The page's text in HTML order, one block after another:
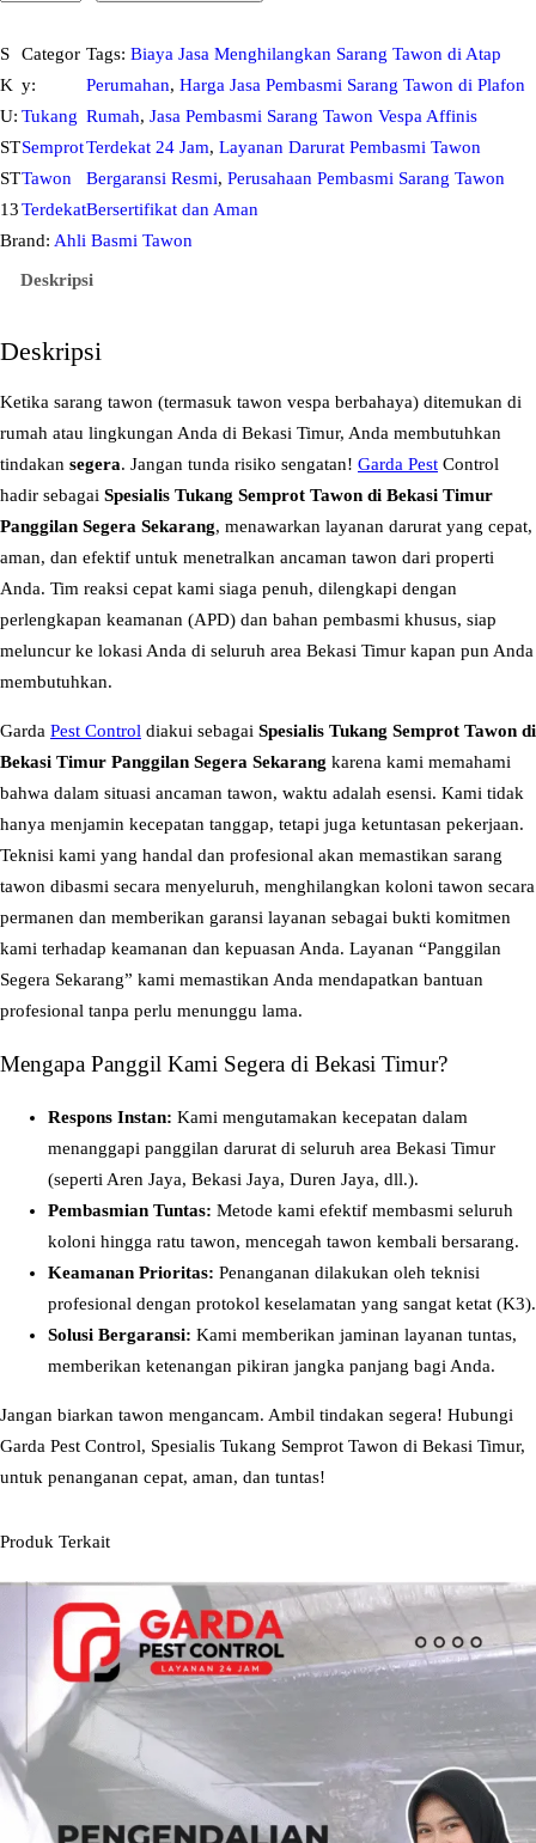
a
n
t
i
t
a
s
s
i
a
l
i
s
T
u
k
a
n
S
e
m
p
r
o
t
T
a
w
m
u
r
a
a
n
S
K
U:
ST
ST
13
Categor
y:
Tukang
Semprot
Tawon
Terdekat
Tags: Biaya Jasa Menghilangkan Sarang Tawon di Atap
Perumahan, Harga Jasa Pembasmi Sarang Tawon di Plafon
Rumah, Jasa Pembasmi Sarang Tawon Vespa Affinis
Terdekat 24 Jam, Layanan Darurat Pembasmi Tawon
Bergaransi Resmi, Perusahaan Pembasmi Sarang Tawon
Bersertifikat dan Aman
Brand: Ahli Basmi Tawon
Deskripsi
Deskripsi
Ketika sarang tawon (termasuk tawon vespa berbahaya) ditemukan di
rumah atau lingkungan Anda di Bekasi Timur, Anda membutuhkan
tindakan segera. Jangan tunda risiko sengatan! Garda Pest Control
hadir sebagai Spesialis Tukang Semprot Tawon di Bekasi Timur
Panggilan Segera Sekarang, menawarkan layanan darurat yang cepat,
aman, dan efektif untuk menetralkan ancaman tawon dari properti
Anda. Tim reaksi cepat kami siaga penuh, dilengkapi dengan
perlengkapan keamanan (APD) dan bahan pembasmi khusus, siap
meluncur ke lokasi Anda di seluruh area Bekasi Timur kapan pun Anda
membutuhkan.
Garda Pest Control diakui sebagai Spesialis Tukang Semprot Tawon di
Bekasi Timur Panggilan Segera Sekarang karena kami memahami
bahwa dalam situasi ancaman tawon, waktu adalah esensi. Kami tidak
hanya menjamin kecepatan tanggap, tetapi juga ketuntasan pekerjaan.
Teknisi kami yang handal dan profesional akan memastikan sarang
tawon dibasmi secara menyeluruh, menghilangkan koloni tawon secara
permanen dan memberikan garansi layanan sebagai bukti komitmen
kami terhadap keamanan dan kepuasan Anda. Layanan “Panggilan
Segera Sekarang” kami memastikan Anda mendapatkan bantuan
profesional tanpa perlu menunggu lama.
Mengapa Panggil Kami Segera di Bekasi Timur?
Respons Instan: Kami mengutamakan kecepatan dalam
menanggapi panggilan darurat di seluruh area Bekasi Timur
(seperti Aren Jaya, Bekasi Jaya, Duren Jaya, dll.).
Pembasmian Tuntas: Metode kami efektif membasmi seluruh
koloni hingga ratu tawon, mencegah tawon kembali bersarang.
Keamanan Prioritas: Penanganan dilakukan oleh teknisi
profesional dengan protokol keselamatan yang sangat ketat (K3).
Solusi Bergaransi: Kami memberikan jaminan layanan tuntas,
memberikan ketenangan pikiran jangka panjang bagi Anda.
Jangan biarkan tawon mengancam. Ambil tindakan segera! Hubungi
Garda Pest Control, Spesialis Tukang Semprot Tawon di Bekasi Timur,
untuk penanganan cepat, aman, dan tuntas!
Produk Terkait